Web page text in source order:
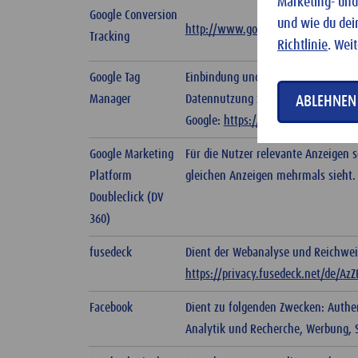
Google Conversion
Tracking
http://www.google.de/policies/
Google Tag
Manager
Einbindung und Verwaltung von
Datennutzung zu
Google: https://www.google.com/
Google Marketing
Platform
Doubleclick (DV
360)
Für die Nutzer relevante Anzeigen
gleichen Anzeigen mehrmals sieht.
fusedeck
Dient der Webanalyse und
https://privacy.fusedeck.net/de/
Facebook
Dient zu folgenden Zwecken:
Analytik und Recherche, Werbung,
und wie du
Richtlinie.
ABLEHNEN